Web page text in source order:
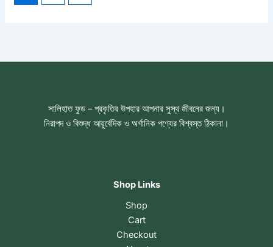
সালিহাত ফুড – প্রকৃতির উপহার আপনার সুস্থ জীবনের জন্য।
নিরাপদ ও বিশুদ্ধ আয়ুর্বেদিক ও অর্গানিক পণ্যের বিশ্বস্ত ঠিকানা।
Shop Links
Shop
Cart
Checkout